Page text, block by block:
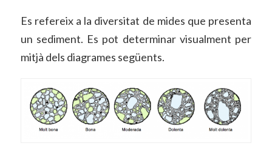
Es refereix a la diversitat de mides que presenta
un sediment. Es pot determinar visualment per
mitjà dels diagrames següents.